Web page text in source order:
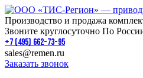
Производство и продажа
Звоните круглосуточно По
+7 (495) 662-73-95
sales@remen.ru
Заказать звонок